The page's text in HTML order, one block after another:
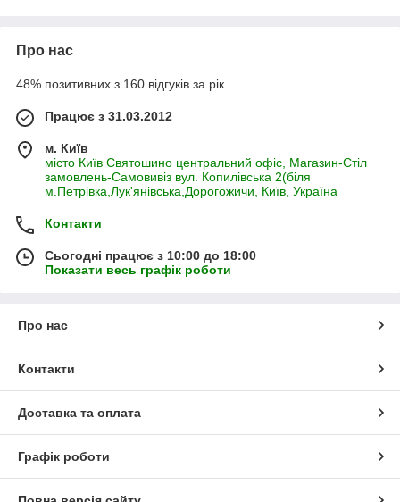
Про нас
48% позитивних з 160 відгуків за рік
Працює з 31.03.2012
м. Київ
місто Київ Святошино центральний офіс, Магазин-Стіл
замовлень-Самовивіз вул. Копилівська 2(біля
м.Петрівка,Лук'янівська,Дорогожичи, Київ, Україна
Контакти
Сьогодні працює з 10:00 до 18:00
Показати весь графік роботи
Про нас
Контакти
Доставка та оплата
Графік роботи